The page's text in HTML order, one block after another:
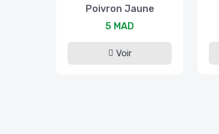
Poivron Jaune
5 MAD
Voir